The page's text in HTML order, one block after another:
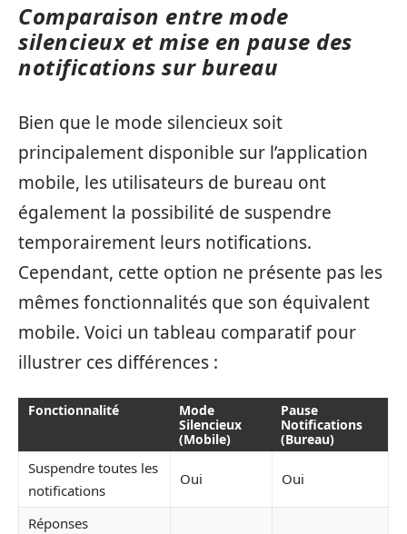
Comparaison entre mode
silencieux et mise en pause des
notifications sur bureau
Bien que le mode silencieux soit
principalement disponible sur l’application
mobile, les utilisateurs de bureau ont
également la possibilité de suspendre
temporairement leurs notifications.
Cependant, cette option ne présente pas les
mêmes fonctionnalités que son équivalent
mobile. Voici un tableau comparatif pour
illustrer ces différences :
Fonctionnalité
Mode
Silencieux
(Mobile)
Pause
Notifications
(Bureau)
Suspendre toutes les
notifications
Oui Oui
Réponses